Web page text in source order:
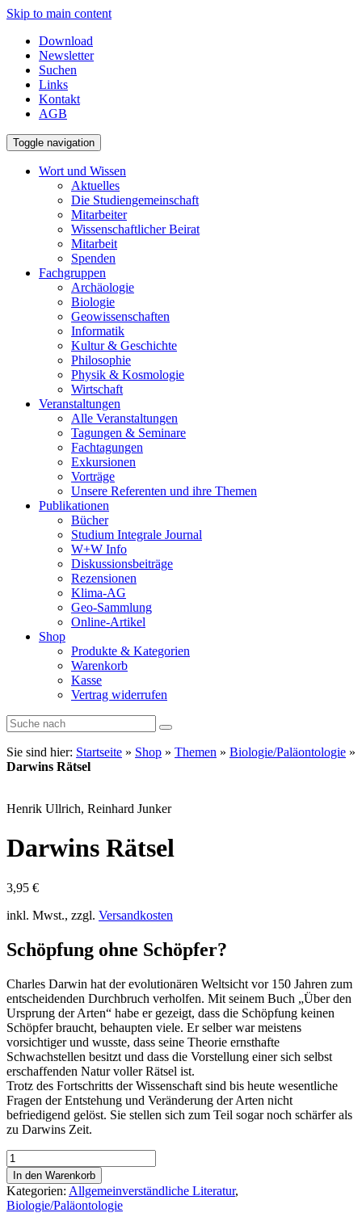
Skip to main content
Download
Newsletter
Suchen
Links
Kontakt
AGB
Toggle navigation
Wort und Wissen
Aktuelles
Die Studiengemeinschaft
Mitarbeiter
Wissenschaftlicher Beirat
Mitarbeit
Spenden
Fachgruppen
Archäologie
Biologie
Geowissenschaften
Informatik
Kultur & Geschichte
Philosophie
Physik & Kosmologie
Wirtschaft
Veranstaltungen
Alle Veranstaltungen
Tagungen & Seminare
Fachtagungen
Exkursionen
Vorträge
Unsere Referenten und ihre Themen
Publikationen
Bücher
Studium Integrale Journal
W+W Info
Diskussionsbeiträge
Rezensionen
Klima-AG
Geo-Sammlung
Online-Artikel
Shop
Produkte & Kategorien
Warenkorb
Kasse
Vertrag widerrufen
Sie sind hier: Startseite » Shop » Themen » Biologie/Paläontologie »
Darwins Rätsel
Henrik Ullrich, Reinhard Junker
Darwins Rätsel
3,95 €
inkl. Mwst., zzgl. Versandkosten
Schöpfung ohne Schöpfer?
Charles Darwin hat der evolutionären Weltsicht vor 150 Jahren zum
entscheidenden Durchbruch verholfen. Mit seinem Buch „Über den
Ursprung der Arten“ habe er gezeigt, dass die Schöpfung keinen
Schöpfer braucht, behaupten viele. Er selber war meistens
vorsichtiger und wusste, dass seine Theorie ernsthafte
Schwachstellen besitzt und dass die Vorstellung einer sich selbst
erschaffenden Natur voller Rätsel ist.
Trotz des Fortschritts der Wissenschaft sind bis heute wesentliche
Fragen der Entstehung und Veränderung der Arten nicht
befriedigend gelöst. Sie stellen sich zum Teil sogar noch schärfer als
zu Darwins Zeit.
Darwins
Rätsel
Menge
In den Warenkorb
Kategorien: Allgemeinverständliche Literatur,
Biologie/Paläontologie